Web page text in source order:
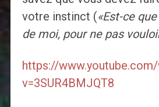
votre instinct («Est-ce
de moi, pour ne pas
https://
v=3SUR4BMJQT8